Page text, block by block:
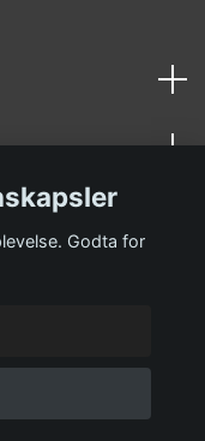
Godta for